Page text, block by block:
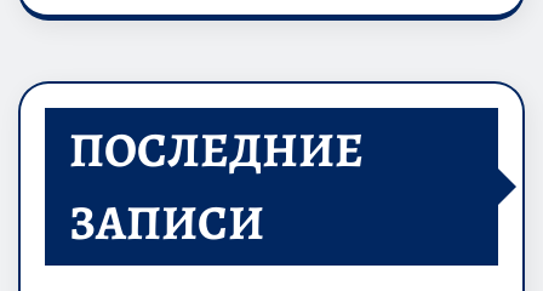
ПОСЛЕДНИЕ
ЗАПИСИ